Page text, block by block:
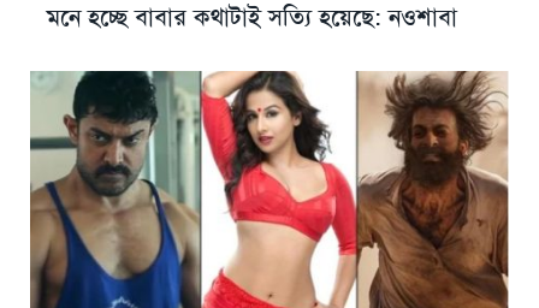
মনে হচ্ছে বাবার কথাটাই সত্যি হয়েছে: নওশাবা